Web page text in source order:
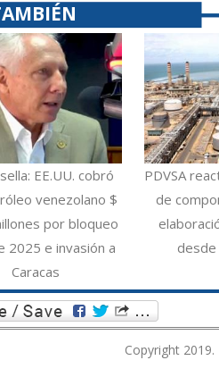
EE.UU. cobró
venezolano $
por bloqueo
2025 e invasión a
Caracas
PDVSA
de
desde
Copyright